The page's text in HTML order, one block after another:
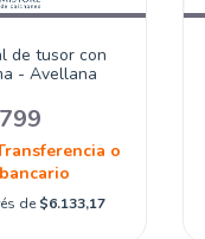
de tusor con
- Avellana
o
de $6.133,17